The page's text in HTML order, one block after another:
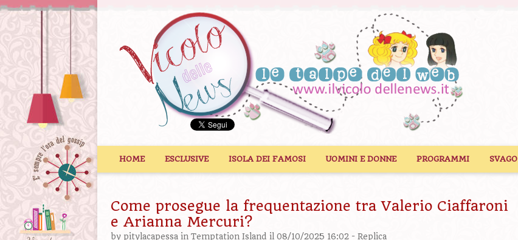
HOME ESCLUSIVE ISOLA DEI FAMOSI UOMINI E DONNE PROGRAMMI SVAGO
Come prosegue la frequentazione tra Valerio Ciaffaroni
e Arianna Mercuri?
by pitylacapessa in Temptation Island il 08/10/2025 16:02 - Replica